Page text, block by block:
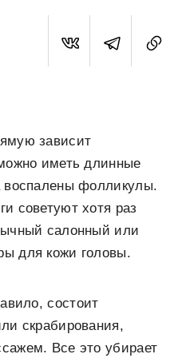
зависит
иметь длинные
воспалены фолликулы.
советуют хотя раз
салонный или
для кожи головы.
состоит
скрабирования,
Все это убирает